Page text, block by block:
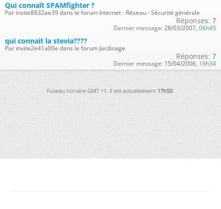
Qui connaît SPAMfighter ?
Par invite8832ae39 dans le forum Internet - Réseau - Sécurité générale
Réponses: 7
Dernier message: 28/03/2007, 06h45
qui connait la stevia????
Par invite2e41a00e dans le forum Jardinage
Réponses: 7
Dernier message: 15/04/2006, 19h34
Fuseau horaire GMT +1. Il est actuellement17h50.